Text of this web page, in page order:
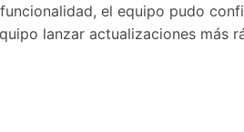
el equipo pudo
lanzar actualizaciones más